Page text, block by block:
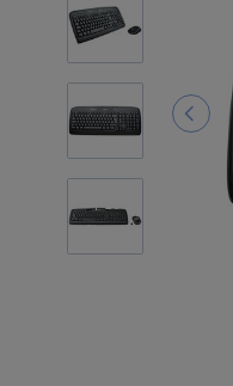
Photos